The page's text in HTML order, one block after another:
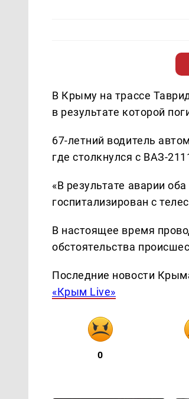
В Крыму на трассе
в результате которой
67-летний водитель
где столкнулся с ВАЗ-
«В результате аварии
госпитализирован с
В настоящее время
обстоятельства
Последние новости
«Крым Live»
0